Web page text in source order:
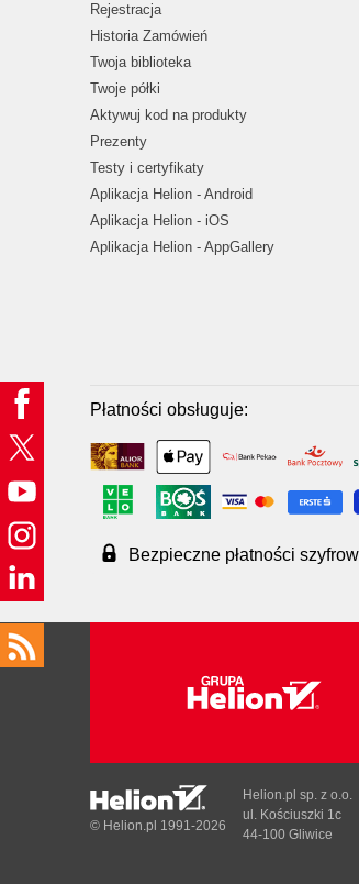
Rejestracja
Historia Zamówień
Twoja biblioteka
Twoje półki
Aktywuj kod na produkty
Prezenty
Testy i certyfikaty
Aplikacja Helion - Android
Aplikacja Helion - iOS
Aplikacja Helion - AppGallery
Płatności obsługuje:
Bezpieczne płatności
© Helion.pl 1991-2026
Helion.pl sp. z o.o.
ul. Kościuszki 1c
44-100 Gliwice